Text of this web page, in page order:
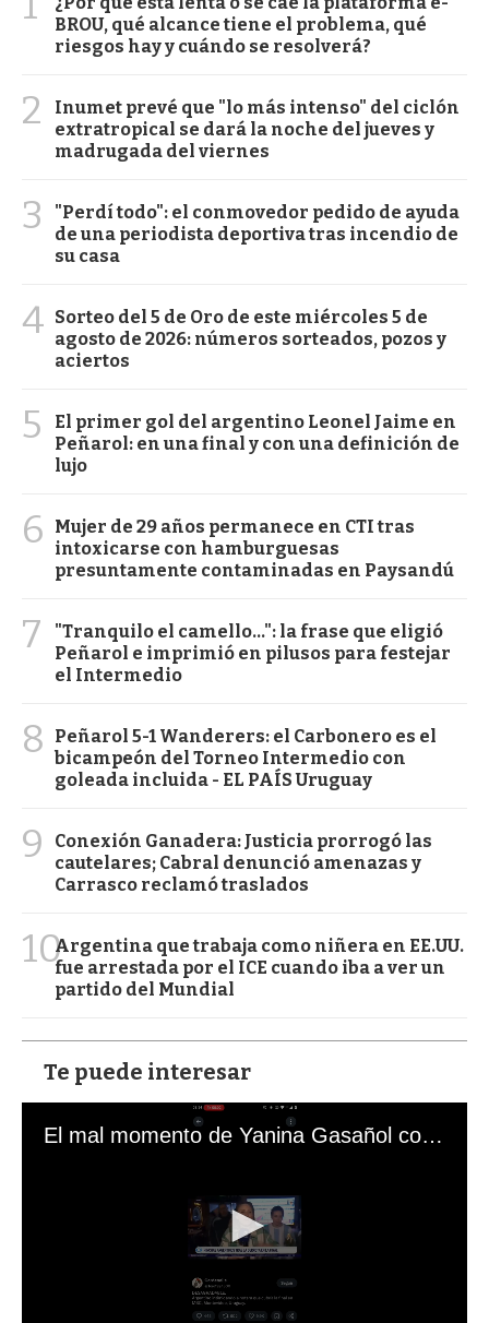
BROU, qué alcance tiene el problema, qué
riesgos hay y cuándo se resolverá?
2
Inumet prevé que "lo más intenso" del ciclón
extratropical se dará la noche del jueves y
madrugada del viernes
3
"Perdí todo": el conmovedor pedido de ayuda
de una periodista deportiva tras incendio de
su casa
4 Sorteo del 5 de Oro de este miércoles 5 de
agosto de 2026: números sorteados, pozos y
aciertos
5
El primer gol del argentino Leonel Jaime en
Peñarol: en una final y con una definición de
lujo
6
Mujer de 29 años permanece en CTI tras
intoxicarse con hamburguesas
presuntamente contaminadas en Paysandú
7
"Tranquilo el camello...": la frase que eligió
Peñarol e imprimió en pilusos para festejar
el Intermedio
8
Peñarol 5-1 Wanderers: el Carbonero es el
bicampeón del Torneo Intermedio con
goleada incluida - EL PAÍS Uruguay
9
Conexión Ganadera: Justicia prorrogó las
cautelares; Cabral denunció amenazas y
Carrasco reclamó traslados
10Argentina que trabaja como niñera en EE.UU.
fue arrestada por el ICE cuando iba a ver un
partido del Mundial
Te puede interesar
El mal momento de Yanina Gasañol con un hincha argentino en "Subrayado"